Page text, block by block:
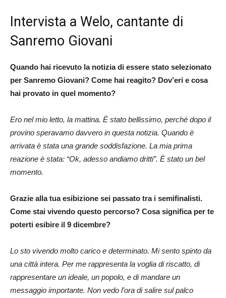
Intervista a Welo, cantante di
Sanremo Giovani
Quando hai ricevuto la notizia di essere stato selezionato
per Sanremo Giovani? Come hai reagito? Dov’eri e cosa
hai provato in quel momento?
Ero nel mio letto, la mattina. È stato bellissimo, perché dopo il
provino speravamo davvero in questa notizia. Quando è
arrivata è stata una grande soddisfazione. La mia prima
reazione è stata: “Ok, adesso andiamo dritti”. È stato un bel
momento.
Grazie alla tua esibizione sei passato tra i semifinalisti.
Come stai vivendo questo percorso? Cosa significa per te
poterti esibire il 9 dicembre?
Lo sto vivendo molto carico e determinato. Mi sento spinto da
una città intera. Per me rappresenta la voglia di riscatto, di
rappresentare un ideale, un popolo, e di mandare un
messaggio importante. Non vedo l’ora di salire sul palco